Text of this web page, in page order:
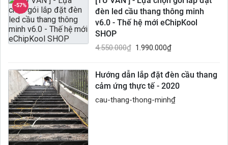
-57%
đèn led cầu thang thông minh
v6.0 - Thế hệ mới eChipKool
SHOP
4.550.000₫ 1.990.000₫
Hướng dẫn lắp đặt đèn cầu thang
cảm ứng thực tế - 2020
cau-thang-thong-minh₫